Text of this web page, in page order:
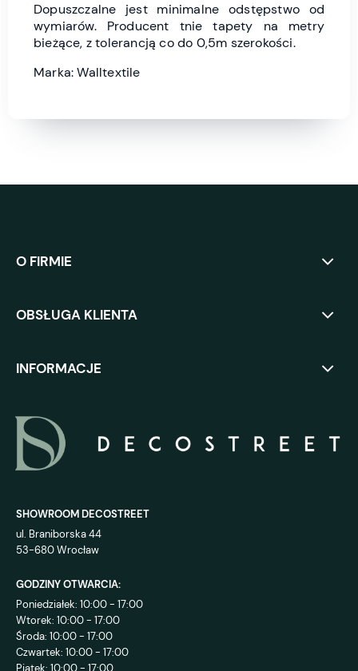
Dopuszczalne jest minimalne odstępstwo od
wymiarów. Producent tnie tapety na metry
bieżące, z tolerancją co do 0,5m szerokości.
Marka: Walltextile
O FIRMIE
OBSŁUGA KLIENTA
INFORMACJE
SHOWROOM DECOSTREET
ul. Braniborska 44
53-680 Wrocław
GODZINY OTWARCIA:
Poniedziałek: 10:00 - 17:00
Wtorek: 10:00 - 17:00
Środa: 10:00 - 17:00
Czwartek: 10:00 - 17:00
Piątek: 10:00 - 17:00